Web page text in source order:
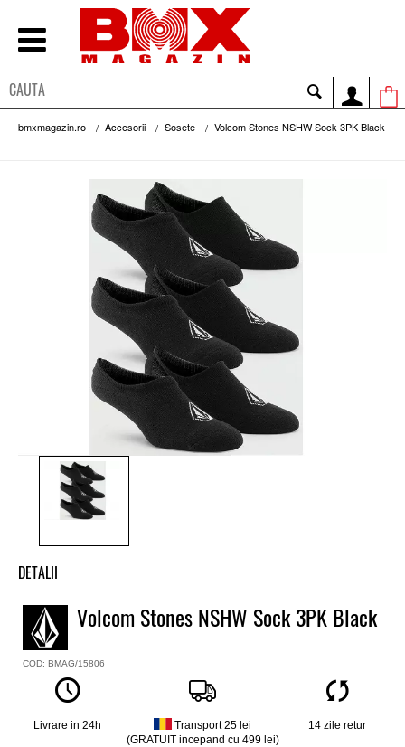
bmxmagazin.ro Accesorii Sosete Volcom Stones NSHW Sock 3PK Black
DETALII
Pachet 3 perechi sosete baieti Volcom
Model
Stones NSHW Sock 3PK
Material
Bumbac 59%, poliester 39%, elestan 2%
Culoare
Negru
Volcom Stones NSHW Sock 3PK Black
COD: BMAG/15806
Livrare in 24h
Transport 25 lei
(GRATUIT incepand cu 499 lei)
14 zile retur